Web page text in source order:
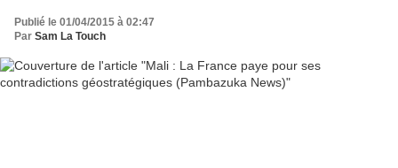
Publié le 01/04/2015 à 02:47
Par Sam La Touch